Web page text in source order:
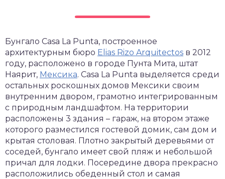
Бунгало Casa La Punta, построенное
архитектурным бюро Elias Rizo Arquitectos в 2012
году, расположено в городе Пунта Мита, штат
Наярит, Мексика. Casa La Punta выделяется среди
остальных роскошных домов Мексики своим
внутренним двором, грамотно интегрированным
с природным ландшафтом. На территории
расположены 3 здания – гараж, на втором этаже
которого разместился гостевой домик, сам дом и
крытая столовая. Плотно закрытый деревьями от
соседей, бунгало имеет свой пляж и небольшой
причал для лодки. Посередине двора прекрасно
расположились обеденный стол и самая